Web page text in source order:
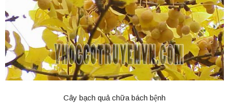
Cây bạch quả chữa bách bệnh